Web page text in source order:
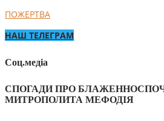
ПОЖЕРТВА
НАШ ТЕЛЕГРАМ
Соц.медіа
СПОГАДИ ПРО
МИТРОПОЛИТА МЕФОДІЯ